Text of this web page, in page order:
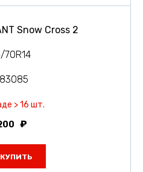
Snow Cross 2
70R14
> 16 шт.
КУПИТЬ